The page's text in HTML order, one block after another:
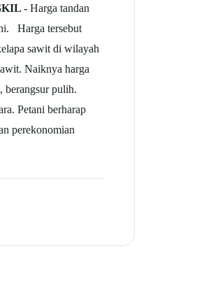
- Harga tandan
Harga tersebut
sawit di wilayah
Naiknya harga
berangsur pulih.
Petani berharap
perekonomian